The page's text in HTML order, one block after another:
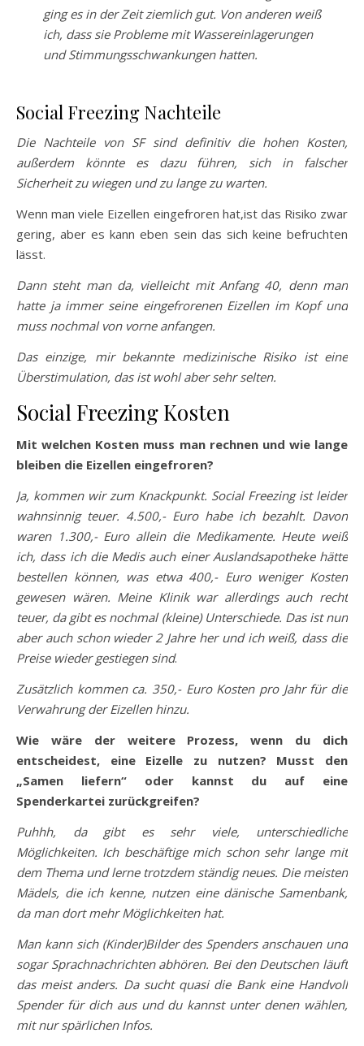
ging es in der Zeit ziemlich gut. Von anderen weiß
ich, dass sie Probleme mit Wassereinlagerungen
und Stimmungsschwankungen hatten.
Social Freezing Nachteile
Die Nachteile von SF sind definitiv die hohen Kosten,
außerdem könnte es dazu führen, sich in falscher
Sicherheit zu wiegen und zu lange zu warten.
Wenn man viele Eizellen eingefroren hat,ist das Risiko zwar
gering, aber es kann eben sein das sich keine befruchten
lässt.
Dann steht man da, vielleicht mit Anfang 40, denn man
hatte ja immer seine eingefrorenen Eizellen im Kopf und
muss nochmal von vorne anfangen.
Das einzige, mir bekannte medizinische Risiko ist eine
Überstimulation, das ist wohl aber sehr selten.
Social Freezing Kosten
Mit welchen Kosten muss man rechnen und wie lange
bleiben die Eizellen eingefroren?
Ja, kommen wir zum Knackpunkt. Social Freezing ist leider
wahnsinnig teuer. 4.500,- Euro habe ich bezahlt. Davon
waren 1.300,- Euro allein die Medikamente. Heute weiß
ich, dass ich die Medis auch einer Auslandsapotheke hätte
bestellen können, was etwa 400,- Euro weniger Kosten
gewesen wären. Meine Klinik war allerdings auch recht
teuer, da gibt es nochmal (kleine) Unterschiede. Das ist nun
aber auch schon wieder 2 Jahre her und ich weiß, dass die
Preise wieder gestiegen sind.
Zusätzlich kommen ca. 350,- Euro Kosten pro Jahr für die
Verwahrung der Eizellen hinzu.
Wie wäre der weitere Prozess, wenn du dich
entscheidest, eine Eizelle zu nutzen? Musst den
„Samen liefern“ oder kannst du auf eine
Spenderkartei zurückgreifen?
Puhhh, da gibt es sehr viele, unterschiedliche
Möglichkeiten. Ich beschäftige mich schon sehr lange mit
dem Thema und lerne trotzdem ständig neues. Die meisten
Mädels, die ich kenne, nutzen eine dänische Samenbank,
da man dort mehr Möglichkeiten hat.
Man kann sich (Kinder)Bilder des Spenders anschauen und
sogar Sprachnachrichten abhören. Bei den Deutschen läuft
das meist anders. Da sucht quasi die Bank eine Handvoll
Spender für dich aus und du kannst unter denen wählen,
mit nur spärlichen Infos.